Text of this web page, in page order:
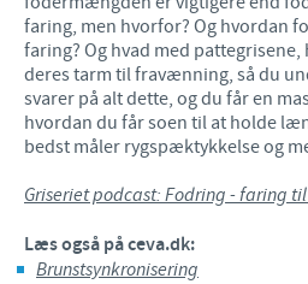
faring, men hvorfor? Og hvordan
faring? Og hvad med
deres tarm til fravænning, så du
svarer på alt dette, og du får en
hvordan du får soen til at holde
bedst måler rygspæktykkelse og
Griseriet podcast: Fodring - faring
Læs også på ceva.dk:
Brunstsynkronisering